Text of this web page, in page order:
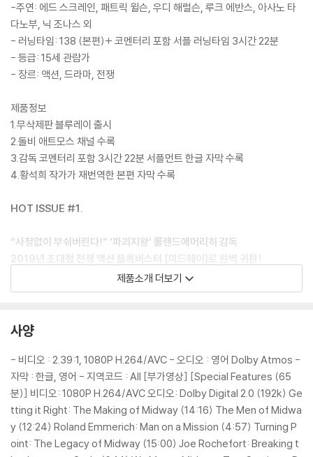
-주연: 에드 스크레인, 패트릭 윌슨, 우디 해럴슨, 루크 에반스, 아사노 타
다노부, 닉 조나스 외
- 러닝타임: 138 (본편)+ 코멘터리 포함 서플 러닝타임 3시간 22분
- 등급: 15세 관람가
- 장르: 액션, 드라마, 전쟁
제품정보
1.무삭제판 블루레이 출시
2.돌비 애트모스 채널 수록
3.감독 코멘터리 포함 3시간 22분 서플먼트 한글 자막 수록
4.황석희 작가가 재번역한 본편 자막 수록
HOT ISSUE #1.
“사정없이 부숴버린다!” ‘파괴지왕’ 롤랜드에머리히 감독
2019년 초대형 전쟁 액션 블록버스터 [미드웨이]로 완벽 귀환!
[인디펜던스 데이][투모로우]등 거대한 스케일을 자랑하는 작품을 통해
마지막 날인 12월 31일,초대형 전쟁 액션 블록버스터 [미드웨이]로 관객
에 빠진 인류들의 모습을 그려낸 [투모로우]를 시작으로,각종 자연재해들
의 발생으로 인해 닥친 인류 멸망의 시기를 차원이 다른 규모로 그려낸 작
품 [2012]까지 무엇이든 사정없이 부숴버리는 액션과 스케일 속에 관객들
에게 대체 불가능한 쾌감을 전하는 연출로 국내 관객들에게‘파괴왕’이라
불리는 최고의 액션 블록버스터 감독.뿐만 아니라,[인디펜던스 데이]와 같
은 공상 과학 블록버스터부터 [패트리어트]같은 역사물까지 전설적인 경
제품소개 더보기
사양
- 비디오 : 2.39:1, 1080P H.264/AVC - 오디오 : 영어 Dolby Atmos -
자막 : 한글, 영어 - 지역코드 : All [부가영상] [Special Features (65
분)] 비디오: 1080P H.264/AVC 오디오: Dolby Digital 2.0 (192k) Ge
tting it Right: The Making of Midway (14:16) The Men of Midwa
y (12:24) Roland Emmerich: Man on a Mission (4:57) Turning P
oint: The Legacy of Midway (15:00) Joe Rochefort: Breaking t